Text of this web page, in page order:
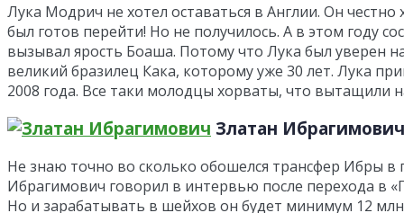
Лука Модрич не хотел оставаться в Англии. Он
был готов перейти! Но не получилось. А в этом году
вызывал ярость Боаша. Потому что Лука был уверен
великий бразилец Кака, которому уже 30 лет. Лука
2008 года. Все таки молодцы хорваты, что вытащили
Златан
Не знаю точно во сколько обошелся трансфер Ибры в
Ибрагимович говорил в интервью после перехода в
Но и зарабатывать в шейхов он будет минимум 12